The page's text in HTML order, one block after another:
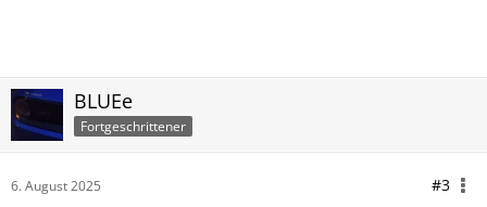
BLUEe
Fortgeschrittener
6. August 2025 #3